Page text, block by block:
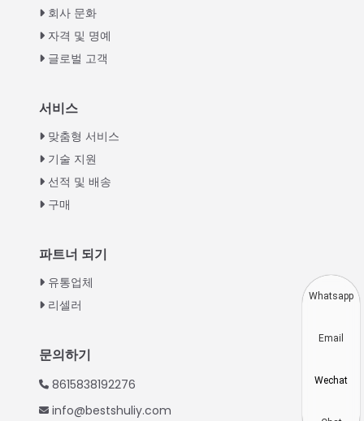
회사 문화
자격 및 명예
글로벌 고객
서비스
맞춤형 서비스
기술 지원
선적 및 배송
구매
파트너 되기
유통업체
리셀러
문의하기
8615838192276
info@bestshuliy.com
Vietnamese
Thai
Turkish
Swahili
Urdu
Greek
Italian
Whatsapp
Email
Wechat